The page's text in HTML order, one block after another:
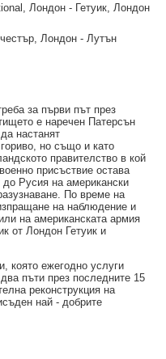
Лондон - Гетуик, Лондон
Лондон - Лутън
за първи път през
е наречен Патерсън
настанят
но също и като
правителство в кой
присъствие остава
Русия на американски
По време на
на наблюдение и
на американската армия
от Лондон Гетуик и
която ежегодно услуги
пъти през последните 15
реконструкция на
най - добрите